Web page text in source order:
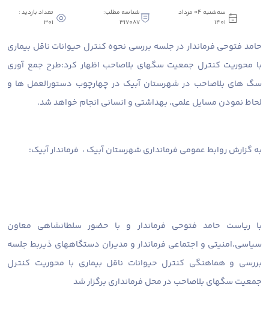
سه‌شنبه 04 مرداد
1401
شناسه مطلب:
317087
تعداد بازدید :
301
حامد فتوحی فرماندار در جلسه بررسی نحوه کنترل حیوانات ناقل بیماری
با محوریت کنترل جمعیت سگهای بلاصاحب اظهار کرد:طرح جمع آوری
سگ های بلاصاحب در شهرستان آبیک در چهارچوب دستورالعمل ها و
لحاظ نمودن مسایل علمی، بهداشتی و انسانی انجام خواهد شد.
به گزارش روابط عمومی فرمانداری شهرستان آبیک ، ‍ ‍ فرماندار آبیک:
با ریاست حامد فتوحی فرماندار و با حضور سلطانشاهی معاون
سیاسی،امنیتی و اجتماعی فرماندار و مدیران دستگاههای ذیربط جلسه
بررسی و هماهنگی کنترل حیوانات ناقل بیماری با محوریت کنترل
جمعیت سگهای بلاصاحب در محل فرمانداری برگزار شد